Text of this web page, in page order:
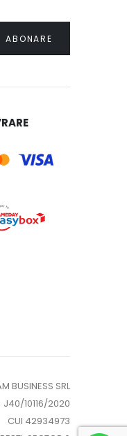
BUSINESS SRL
J40/10116/2020
CUI 42934973